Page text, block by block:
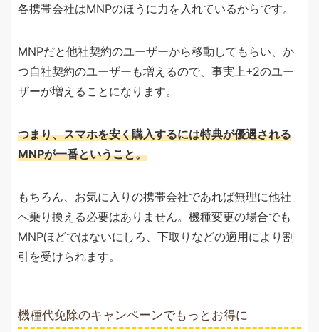
各携帯会社はMNPのほうに力を入れているからです。
MNPだと他社契約のユーザーから移動してもらい、か
つ自社契約のユーザーも増えるので、事実上+2のユー
ザーが増えることになります。
つまり、スマホを安く購入するには特典が優遇される
MNPが一番ということ。
もちろん、お気に入りの携帯会社であれば無理に他社
へ乗り換える必要はありません。機種変更の場合でも
MNPほどではないにしろ、下取りなどの適用により割
引を受けられます。
機種代免除のキャンペーンでもっとお得に